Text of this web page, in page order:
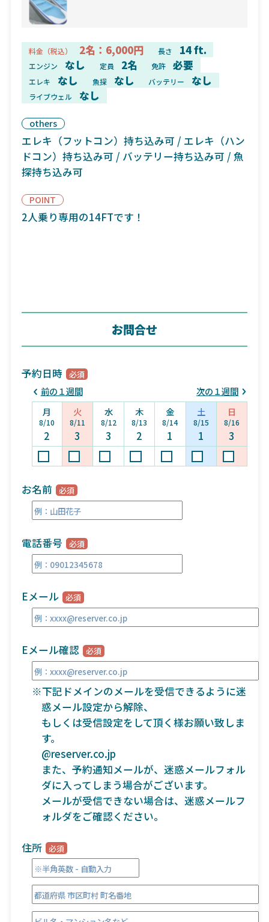
料金（税込） 2名：6,000円 長さ 14 ft.
エンジン なし 定員 2名 免許 必要
エレキ なし 魚探 なし バッテリー なし
ライブウェル なし
others
エレキ（フットコン）持ち込み可 / エレキ（ハン
ドコン）持ち込み可 / バッテリー持ち込み可 / 魚
探持ち込み可
POINT
2人乗り専用の14FTです！
お問合せ
予約日時
前の１週間
次の１週間
月
8/10
2
火
8/11
3
水
8/12
3
木
8/13
2
金
8/14
1
土
8/15
1
日
8/16
3
お名前
電話番号
Eメール
Eメール確認
※下記ドメインのメールを受信できるように迷
惑メール設定から解除、
もしくは受信設定をして頂く様お願い致しま
す。
@reserver.co.jp
また、予約通知メールが、迷惑メールフォル
ダに入ってしまう場合がございます。
メールが受信できない場合は、迷惑メールフ
ォルダをご確認ください。
住所